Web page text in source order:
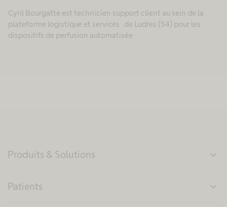
Cyril Bourgatte est technicien support client au sein de la
plateforme logistique et services de Ludres (54) pour les
dispositifs de perfusion automatisée
Produits & Solutions expand_more
Patients expand_more